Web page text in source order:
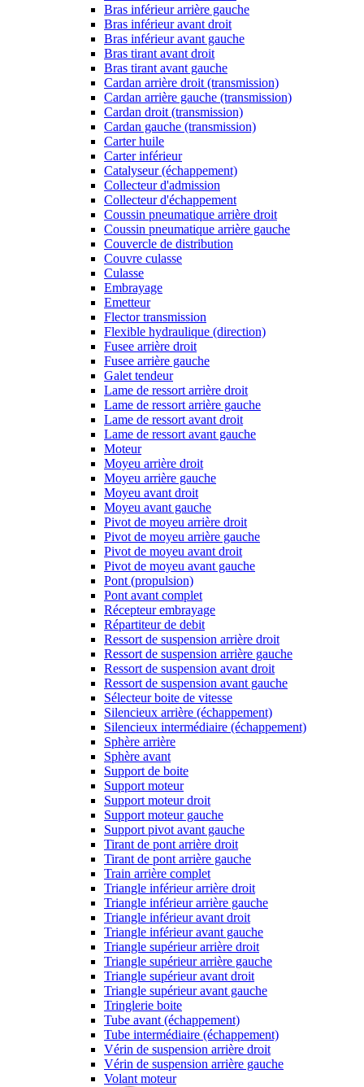
Bras inférieur arrière gauche
Bras inférieur avant droit
Bras inférieur avant gauche
Bras tirant avant droit
Bras tirant avant gauche
Cardan arrière droit (transmission)
Cardan arrière gauche (transmission)
Cardan droit (transmission)
Cardan gauche (transmission)
Carter huile
Carter inférieur
Catalyseur (échappement)
Collecteur d'admission
Collecteur d'échappement
Coussin pneumatique arrière droit
Coussin pneumatique arrière gauche
Couvercle de distribution
Couvre culasse
Culasse
Embrayage
Emetteur
Flector transmission
Flexible hydraulique (direction)
Fusee arrière droit
Fusee arrière gauche
Galet tendeur
Lame de ressort arrière droit
Lame de ressort arrière gauche
Lame de ressort avant droit
Lame de ressort avant gauche
Moteur
Moyeu arrière droit
Moyeu arrière gauche
Moyeu avant droit
Moyeu avant gauche
Pivot de moyeu arrière droit
Pivot de moyeu arrière gauche
Pivot de moyeu avant droit
Pivot de moyeu avant gauche
Pont (propulsion)
Pont avant complet
Récepteur embrayage
Répartiteur de debit
Ressort de suspension arrière droit
Ressort de suspension arrière gauche
Ressort de suspension avant droit
Ressort de suspension avant gauche
Sélecteur boite de vitesse
Silencieux arrière (échappement)
Silencieux intermédiaire (échappement)
Sphère arrière
Sphère avant
Support de boite
Support moteur
Support moteur droit
Support moteur gauche
Support pivot avant gauche
Tirant de pont arrière droit
Tirant de pont arrière gauche
Train arrière complet
Triangle inférieur arrière droit
Triangle inférieur arrière gauche
Triangle inférieur avant droit
Triangle inférieur avant gauche
Triangle supérieur arrière droit
Triangle supérieur arrière gauche
Triangle supérieur avant droit
Triangle supérieur avant gauche
Tringlerie boite
Tube avant (échappement)
Tube intermédiaire (échappement)
Vérin de suspension arrière droit
Vérin de suspension arrière gauche
Volant moteur